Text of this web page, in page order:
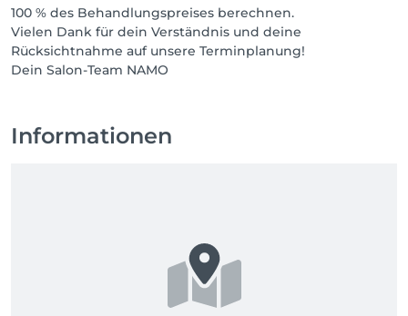
100 % des Behandlungspreises berechnen.
Vielen Dank für dein Verständnis und deine
Rücksichtnahme auf unsere Terminplanung!
Dein Salon-Team NAMO
Informationen